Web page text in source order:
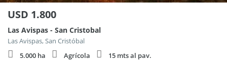
USD 1.800
Las Avispas - San Cristobal
Las Avispas, San Cristóbal
5.000 ha
Agrícola
15 mts al pav.